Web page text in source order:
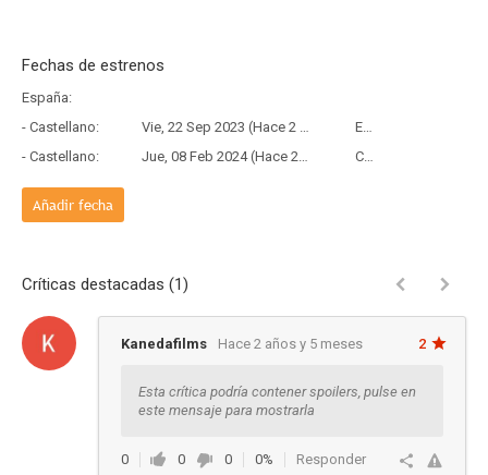
Fechas de estrenos
España:
- Castellano:
Vie, 22 Sep 2023 (Hace 2 años y 10 meses)
Estreno
- Castellano:
Jue, 08 Feb 2024 (Hace 2 años y 5 meses) Copia Física
Añadir fecha
Críticas destacadas (1)
Kanedafilms Hace 2 años y 5 meses 2
Esta crítica podría contener spoilers, pulse en
este mensaje para mostrarla
0 0 0 0% Responder